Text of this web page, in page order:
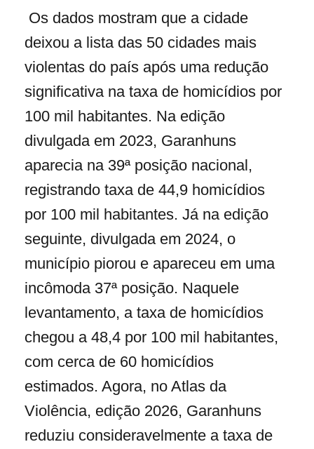
Os dados mostram que a cidade
deixou a lista das 50 cidades mais
violentas do país após uma redução
significativa na taxa de homicídios por
100 mil habitantes. Na edição
divulgada em 2023, Garanhuns
aparecia na 39ª posição nacional,
registrando taxa de 44,9 homicídios
por 100 mil habitantes. Já na edição
seguinte, divulgada em 2024, o
município piorou e apareceu em uma
incômoda 37ª posição. Naquele
levantamento, a taxa de homicídios
chegou a 48,4 por 100 mil habitantes,
com cerca de 60 homicídios
estimados. Agora, no Atlas da
Violência, edição 2026, Garanhuns
reduziu consideravelmente a taxa de